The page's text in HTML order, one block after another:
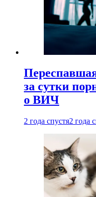
за сутки
о ВИЧ
2 года спустя2 года